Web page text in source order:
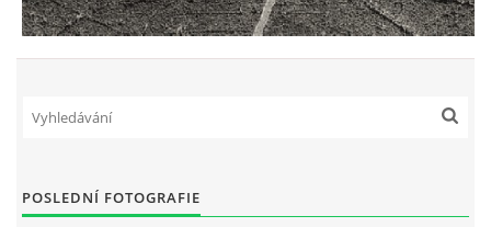
POSLEDNÍ FOTOGRAFIE